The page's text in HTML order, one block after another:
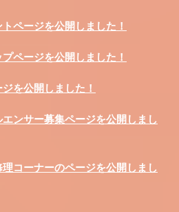
トページを公開しました！
ページを公開しました！
を公開しました！
ンサー募集ページを公開しまし
コーナーのページを公開しまし